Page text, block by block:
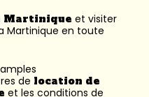
Martinique et visiter
Martinique en toute
de location de
et les conditions de